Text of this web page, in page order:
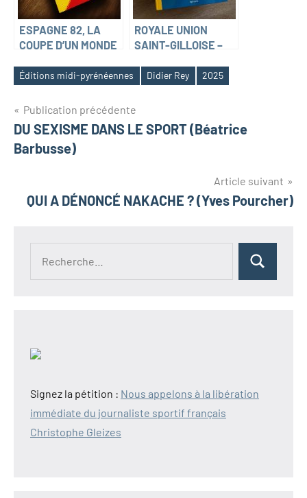
ESPAGNE 82, LA
COUPE D’UN MONDE
Colombari et
ROYALE UNION
SAINT-GILLOISE –
Éditions midi-pyrénéennes Didier Rey 2025
Navigation
de
Publication précédente
DU SEXISME DANS LE SPORT (Béatrice
Barbusse)
Article suivant
QUI A DÉNONCÉ NAKACHE ? (Yves Pourcher)
Rechercher
Signez la pétition : Nous appelons à la libération
immédiate du journaliste sportif français
Christophe Gleizes